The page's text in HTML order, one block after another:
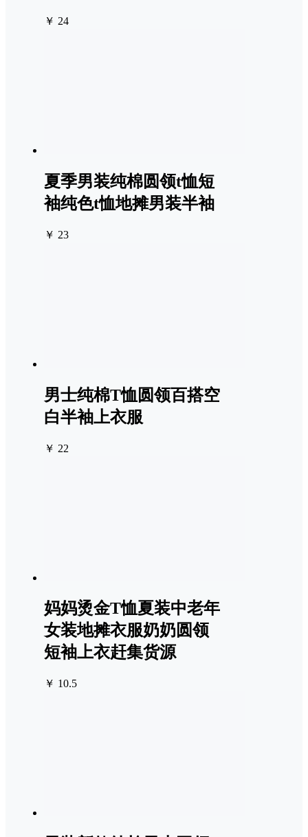
￥ 24
夏季男装纯棉圆领t恤短
袖纯色t恤地摊男装半袖
￥ 23
男士纯棉T恤圆领百搭空
白半袖上衣服
￥ 22
妈妈烫金T恤夏装中老年
女装地摊衣服奶奶圆领
短袖上衣赶集货源
￥ 10.5